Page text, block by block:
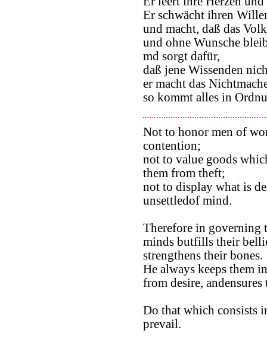
Er schwächt ihren
und macht, daß das
und ohne Wunsche
md sorgt dafür,
daß jene Wissenden
er macht das
so kommt alles in
Not to honor men of
contention;
not to value goods
them from theft;
not to display what is
unsettledof mind.
Therefore in governing
minds butfills their
strengthens their bones.
He always keeps them
from desire,
Do that which consists
prevail.